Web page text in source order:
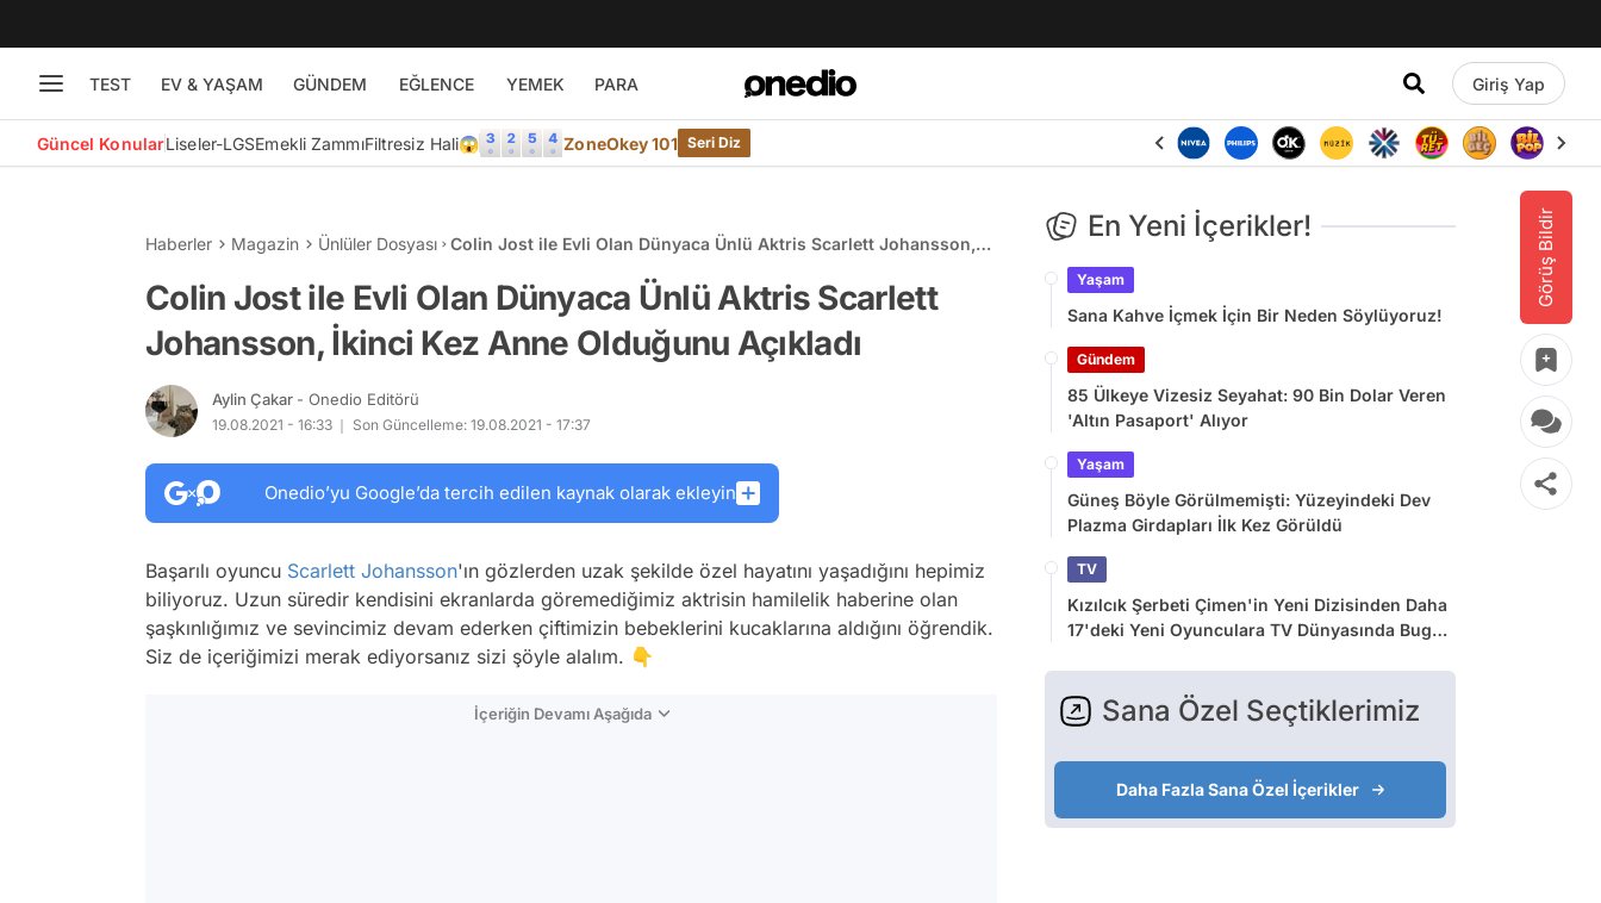
TEST EV & YAŞAM GÜNDEM EĞLENCE YEMEK PARA Giriş Yap
Güncel KonularLiseler-LGSEmekli ZammıFiltresiz Hali😱 ZoneOkey 101 Seri Diz
Görüş Bildir
Haberler Magazin Ünlüler Dosyası
Colin Jost ile Evli Olan Dünyaca Ünlü Aktris Scarlett Johansson,
Colin Jost ile Evli Olan Dünyaca Ünlü Aktris Scarlett
Johansson, İkinci Kez Anne Olduğunu Açıkladı
Aylin Çakar - Onedio Editörü
19.08.2021 - 16:33 Son Güncelleme: 19.08.2021 - 17:37
Onedio’yu Google’da tercih edilen kaynak olarak ekleyin
Başarılı oyuncu Scarlett Johansson'ın gözlerden uzak şekilde özel hayatını yaşadığını hepimiz
biliyoruz. Uzun süredir kendisini ekranlarda göremediğimiz aktrisin hamilelik haberine olan
şaşkınlığımız ve sevincimiz devam ederken çiftimizin bebeklerini kucaklarına aldığını öğrendik.
Siz de içeriğimizi merak ediyorsanız sizi şöyle alalım. 👇
İçeriğin Devamı Aşağıda
En Yeni İçerikler!
Yaşam
Sana Kahve İçmek İçin Bir Neden Söylüyoruz!
Gündem
85 Ülkeye Vizesiz Seyahat: 90 Bin Dolar Veren
'Altın Pasaport' Alıyor
Yaşam
Güneş Böyle Görülmemişti: Yüzeyindeki Dev
Plazma Girdapları İlk Kez Görüldü
TV
Kızılcık Şerbeti Çimen'in Yeni Dizisinden Daha
17'deki Yeni Oyunculara TV Dünyasında Bugün
Sana Özel Seçtiklerimiz
Daha Fazla Sana Özel İçerikler